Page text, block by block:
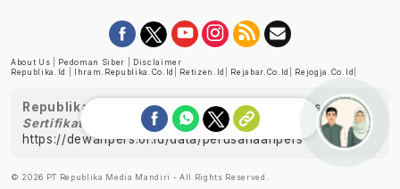
About Us Pedoman Siber
Disclaimer
Republika.id
Ihram.republika.co.id Retizen.id Rejabar.co.id Rejogja.co.id
Republika telah diverifikasi oleh Dewan Pers
Sertifikat Nomor 1058/DP-Verifikasi/K/XII/2022
https://dewanpers.or.id/data/perusahaanpers
© 2026 PT Republika Media Mandiri - All Rights Reserved.